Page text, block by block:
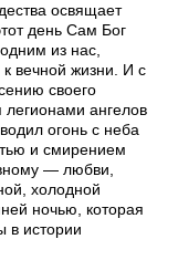
освящает
день Сам Бог
из нас,
к вечной жизни. И с
своего
ангелов
огонь с неба
и смирением
— любви,
холодной
ночью, которая
в истории